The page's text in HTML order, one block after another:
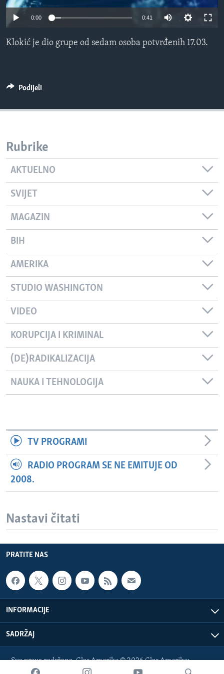
MAGAZIN
O GLASU AMERIKE
0:00 0:41
Klokić je dio grupe od sedam osoba potvrđenih 17.03.
Podijeli
Rubrike
AKTUELNO
SVIJET
MAGAZIN
BIH
AMERIKA
STUDIO WASHINGTON
VIDEO
KORUPCIJA I KRIMINAL
(DE)RADIKALIZACIJA
NAUKA I TEHNOLOGIJA
TV PROGRAMI
RADIO PROGRAM SE NE EMITUJE OD
2008.
Nastavi čitati
PRATITE NAS
INFORMACIJE
SADRŽAJ
Sva prava zadržana. Glas Amerike © 2026 Glas Amerike:
bosnian-service@voanews.com